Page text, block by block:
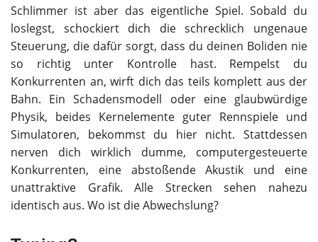
Schlimmer ist aber das eigentliche Spiel. Sobald du
loslegst, schockiert dich die schrecklich ungenaue
Steuerung, die dafür sorgt, dass du deinen Boliden nie
so richtig unter Kontrolle hast. Rempelst du
Konkurrenten an, wirft dich das teils komplett aus der
Bahn. Ein Schadensmodell oder eine glaubwürdige
Physik, beides Kernelemente guter Rennspiele und
Simulatoren, bekommst du hier nicht. Stattdessen
nerven dich wirklich dumme, computergesteuerte
Konkurrenten, eine abstoßende Akustik und eine
unattraktive Grafik. Alle Strecken sehen nahezu
identisch aus. Wo ist die Abwechslung?